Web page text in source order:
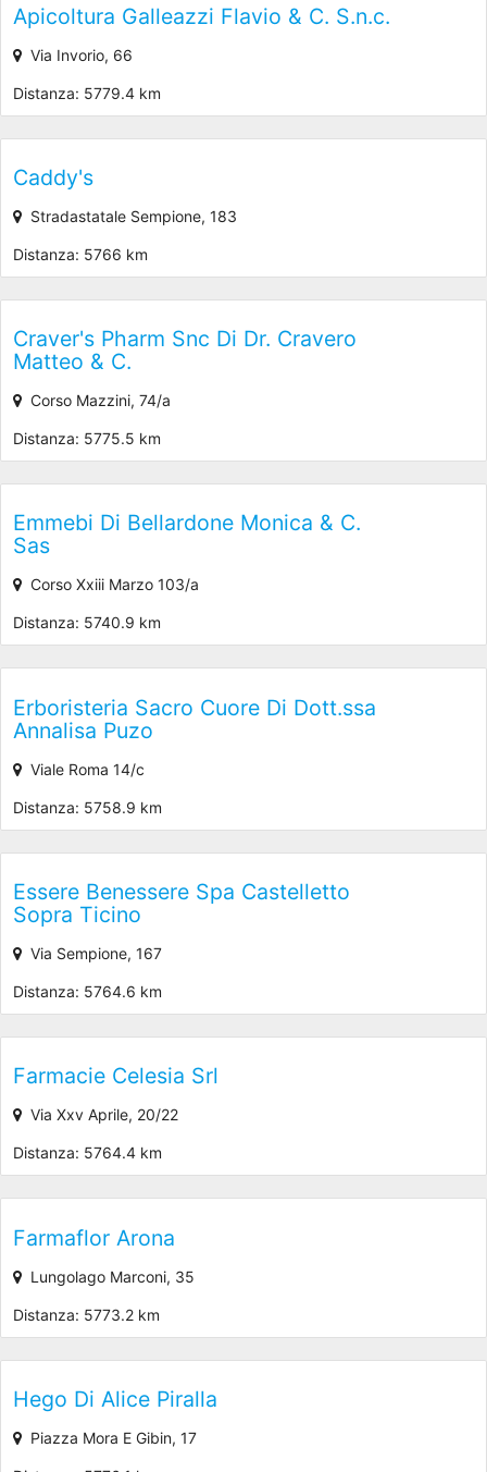
Apicoltura Galleazzi Flavio & C. S.n.c.
Via Invorio, 66
Distanza: 5779.4 km
Caddy's
Stradastatale Sempione, 183
Distanza: 5766 km
Craver's Pharm Snc Di Dr. Cravero
Matteo & C.
Corso Mazzini, 74/a
Distanza: 5775.5 km
Emmebi Di Bellardone Monica & C.
Sas
Corso Xxiii Marzo 103/a
Distanza: 5740.9 km
Erboristeria Sacro Cuore Di Dott.ssa
Annalisa Puzo
Viale Roma 14/c
Distanza: 5758.9 km
Essere Benessere Spa Castelletto
Sopra Ticino
Via Sempione, 167
Distanza: 5764.6 km
Farmacie Celesia Srl
Via Xxv Aprile, 20/22
Distanza: 5764.4 km
Farmaflor Arona
Lungolago Marconi, 35
Distanza: 5773.2 km
Hego Di Alice Piralla
Piazza Mora E Gibin, 17